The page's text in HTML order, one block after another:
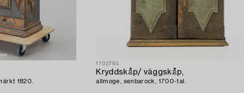
1820.
1702765
Kryddskåp/ väggskåp,
allmoge, senbarock, 1700-tal.